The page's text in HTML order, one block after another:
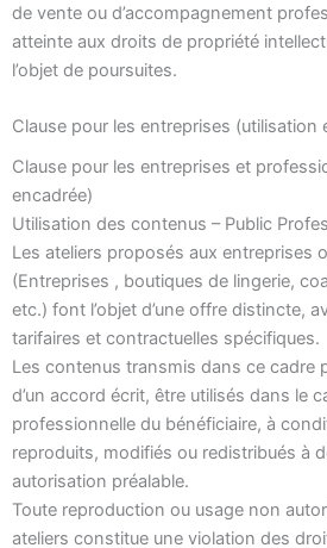
de vente ou d’accompagnement
atteinte aux droits de propriété
l’objet de poursuites.
Clause pour les entreprises (utilisation
Clause pour les entreprises et
encadrée)
Utilisation des contenus – Public
Les ateliers proposés aux entreprises
(Entreprises , boutiques de lingerie,
etc.) font l’objet d’une offre distincte,
tarifaires et contractuelles spécifiques.
Les contenus transmis dans ce cadre
d’un accord écrit, être utilisés dans le
professionnelle du bénéficiaire, à
reproduits, modifiés ou redistribués à
autorisation préalable.
Toute reproduction ou usage non
ateliers constitue une violation des